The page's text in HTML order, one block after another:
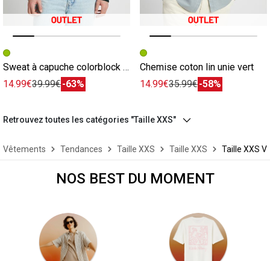
Image précédente
Image suivante
Sweat à capuche colorblock vert
14.99€39.99€-63%
Image précédente
Image suivante
Chemise coton lin unie vert
14.99€35.99€-58%
Retrouvez toutes les catégories "Taille XXS"
Vêtements Tendances Taille XXS Taille XXS Taille XXS
NOS BEST DU MOMENT